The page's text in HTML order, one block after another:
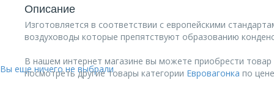
Вы еще ничего не выбрали
Описание
Изготовляется в соответствии с европейскими
воздуховоды которые препятствуют образованию
В нашем интернет магазине вы можете приобрести
посмотреть другие товары категории Евровагонка по